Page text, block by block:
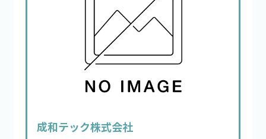
成和テック株式会社